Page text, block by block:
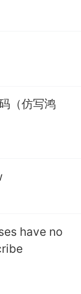
（仿写鸿
have no